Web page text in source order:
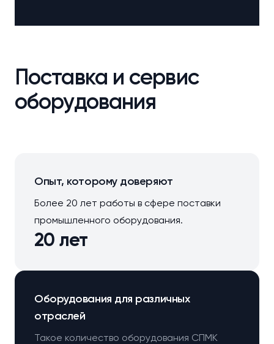
Поставка и сервис
оборудования
20 лет
Опыт, которому доверяют
Более 20 лет работы в сфере поставки
промышленного оборудования.
Оборудования для различных
отраслей
Такое количество оборудования СПМК